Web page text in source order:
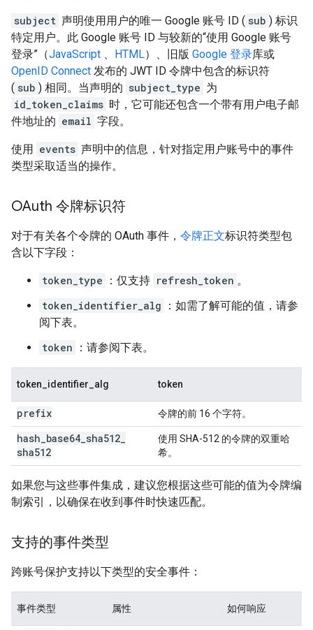
subject 声明使用用户的唯一 Google 账号 ID ( sub ) 标识
特定用户。此 Google 账号 ID 与较新的“使用 Google 账号
登录”（JavaScript 、 HTML）、旧版 Google 登录库或
OpenID Connect 发布的 JWT ID 令牌中包含的标识符
( sub ) 相同。当声明的 subject_type 为
id_token_claims 时，它可能还包含一个带有用户电子邮
件地址的 email 字段。
使用 events 声明中的信息，针对指定用户账号中的事件
类型采取适当的操作。
OAuth 令牌标识符
对于有关各个令牌的 OAuth 事件， 令牌正文标识符类型包
含以下字段：
token_type ：仅支持 refresh_token 。
token_identifier_alg
：如需了解可能的值，请参
阅下表。
token
：请参阅下表。
token_identifier_alg token
prefix 令牌的前 16 个字符。
hash base64 sha512
sha512
使用 SHA-512 的令牌的双重哈
希。
如果您与这些事件集成，建议您根据这些可能的值为令牌编
制索引，以确保在收到事件时快速匹配。
支持的事件类型
跨账号保护支持以下类型的安全事件：
事件类型 属性 如何响应